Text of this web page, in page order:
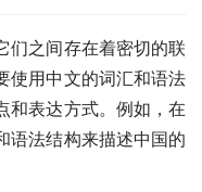
们之间存在着密切的联
使用中文的词汇和语法
和表达方式。例如，在
语法结构来描述中国的